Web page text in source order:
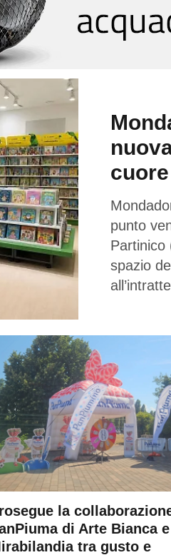
punto
Partinico
spazio
la
di Arte Bianca e
tra gusto e